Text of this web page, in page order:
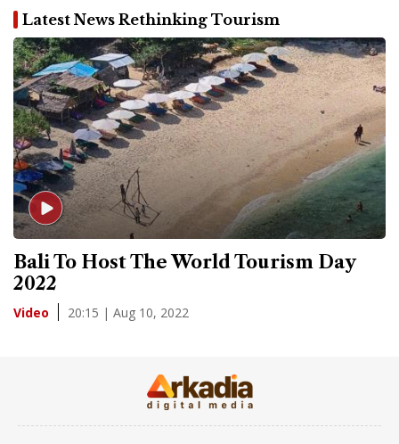
Latest News Rethinking Tourism
Bali To Host The World Tourism Day
2022
Video 20:15 | Aug 10, 2022